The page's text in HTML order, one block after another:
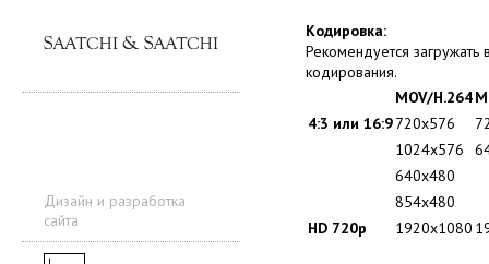
Дизайн и разработка
сайта
Кодировка:
Рекомендуется
кодирования.
MOV/H.264
4:3 или 16:9720x576
1024x576
640x480
854x480
HD 720p
1920x1080